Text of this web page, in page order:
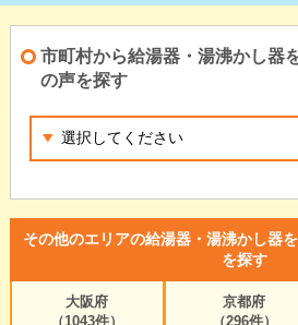
市町村から給湯器・湯沸かし器
の声を探す
その他のエリアの給湯器・湯沸かし器
を探す
大阪府
（1043件）
京都府
（296件）